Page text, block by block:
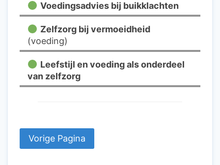
Voedingsadvies bij buikklachten
Zelfzorg bij vermoeidheid
(voeding)
Leefstijl en voeding als onderdeel
van zelfzorg